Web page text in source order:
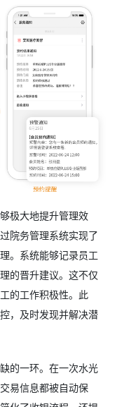
极大地提升管理效
院务管理系统实现了
。系统能够记录员工
的晋升建议。这不仅
的工作积极性。此
，及时发现并解决潜
的一环。在一次水光
易信息都被自动保